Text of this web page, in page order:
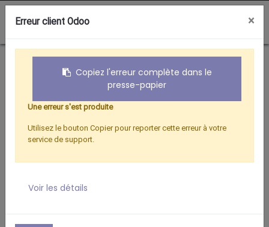
0
Boutique
Hertzien
FICHE COAXIALE TV COUDÉE 9,52 MM FEMELLE
Erreur client Odoo ×
Copiez l'erreur complète dans le
presse-papier
Une erreur s'est produite
Utilisez le bouton Copier pour reporter cette erreur à votre
service de support.
Voir les détails